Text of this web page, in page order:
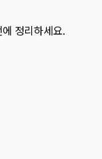
에 정리하세요.